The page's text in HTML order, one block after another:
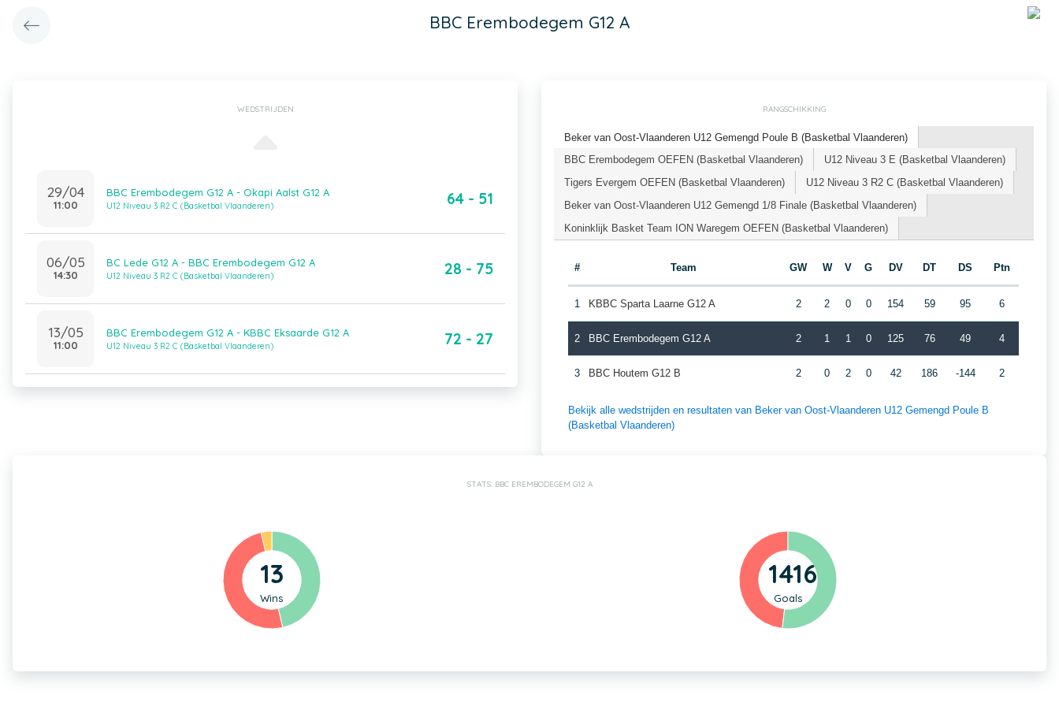
BBC Erembodegem G12 A
WEDSTRIJDEN
29/04
11:00
BBC Erembodegem G12 A - Okapi Aalst G12 A
U12 Niveau 3 R2 C (Basketbal Vlaanderen) 64 - 51
06/05
14:30
BC Lede G12 A - BBC Erembodegem G12 A
U12 Niveau 3 R2 C (Basketbal Vlaanderen) 28 - 75
13/05
11:00
BBC Erembodegem G12 A - KBBC Eksaarde G12 A
U12 Niveau 3 R2 C (Basketbal Vlaanderen) 72 - 27
RANGSCHIKKING
Beker van Oost-Vlaanderen U12 Gemengd Poule B (Basketbal Vlaanderen)
BBC Erembodegem OEFEN (Basketbal Vlaanderen)
U12 Niveau 3 E (Basketbal Vlaanderen)
Tigers Evergem OEFEN (Basketbal Vlaanderen)
U12 Niveau 3 R2 C (Basketbal Vlaanderen)
Beker van Oost-Vlaanderen U12 Gemengd 1/8 Finale (Basketbal Vlaanderen)
Koninklijk Basket Team ION Waregem OEFEN (Basketbal Vlaanderen)
# Team GW W V G DV DT DS Ptn
1 KBBC Sparta Laarne G12 A 2 2 0 0 154 59 95 6
2 BBC Erembodegem G12 A 2 1 1 0 125 76 49 4
3 BBC Houtem G12 B 2 0 2 0 42 186 -144 2
Bekijk alle wedstrijden en resultaten van Beker van Oost-Vlaanderen U12 Gemengd Poule B
(Basketbal Vlaanderen)
STATS: BBC EREMBODEGEM G12 A
13
Wins
1416
Goals